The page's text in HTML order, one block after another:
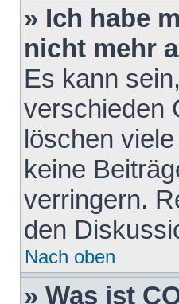
» Ich habe
nicht mehr
Es kann
verschieden
löschen
keine
verringern.
den
Nach oben
» Was ist